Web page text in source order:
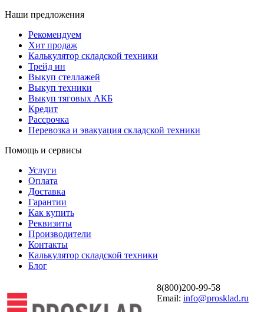
Наши предложения
Рекомендуем
Хит продаж
Калькулятор складской техники
Трейд ин
Выкуп стеллажей
Выкуп техники
Выкуп тяговых АКБ
Кредит
Рассрочка
Перевозка и эвакуация складской техники
Помощь и сервисы
Услуги
Оплата
Доставка
Гарантии
Как купить
Реквизиты
Производители
Контакты
Калькулятор складской техники
Блог
8(800)200-99-58
Email: info@prosklad.ru